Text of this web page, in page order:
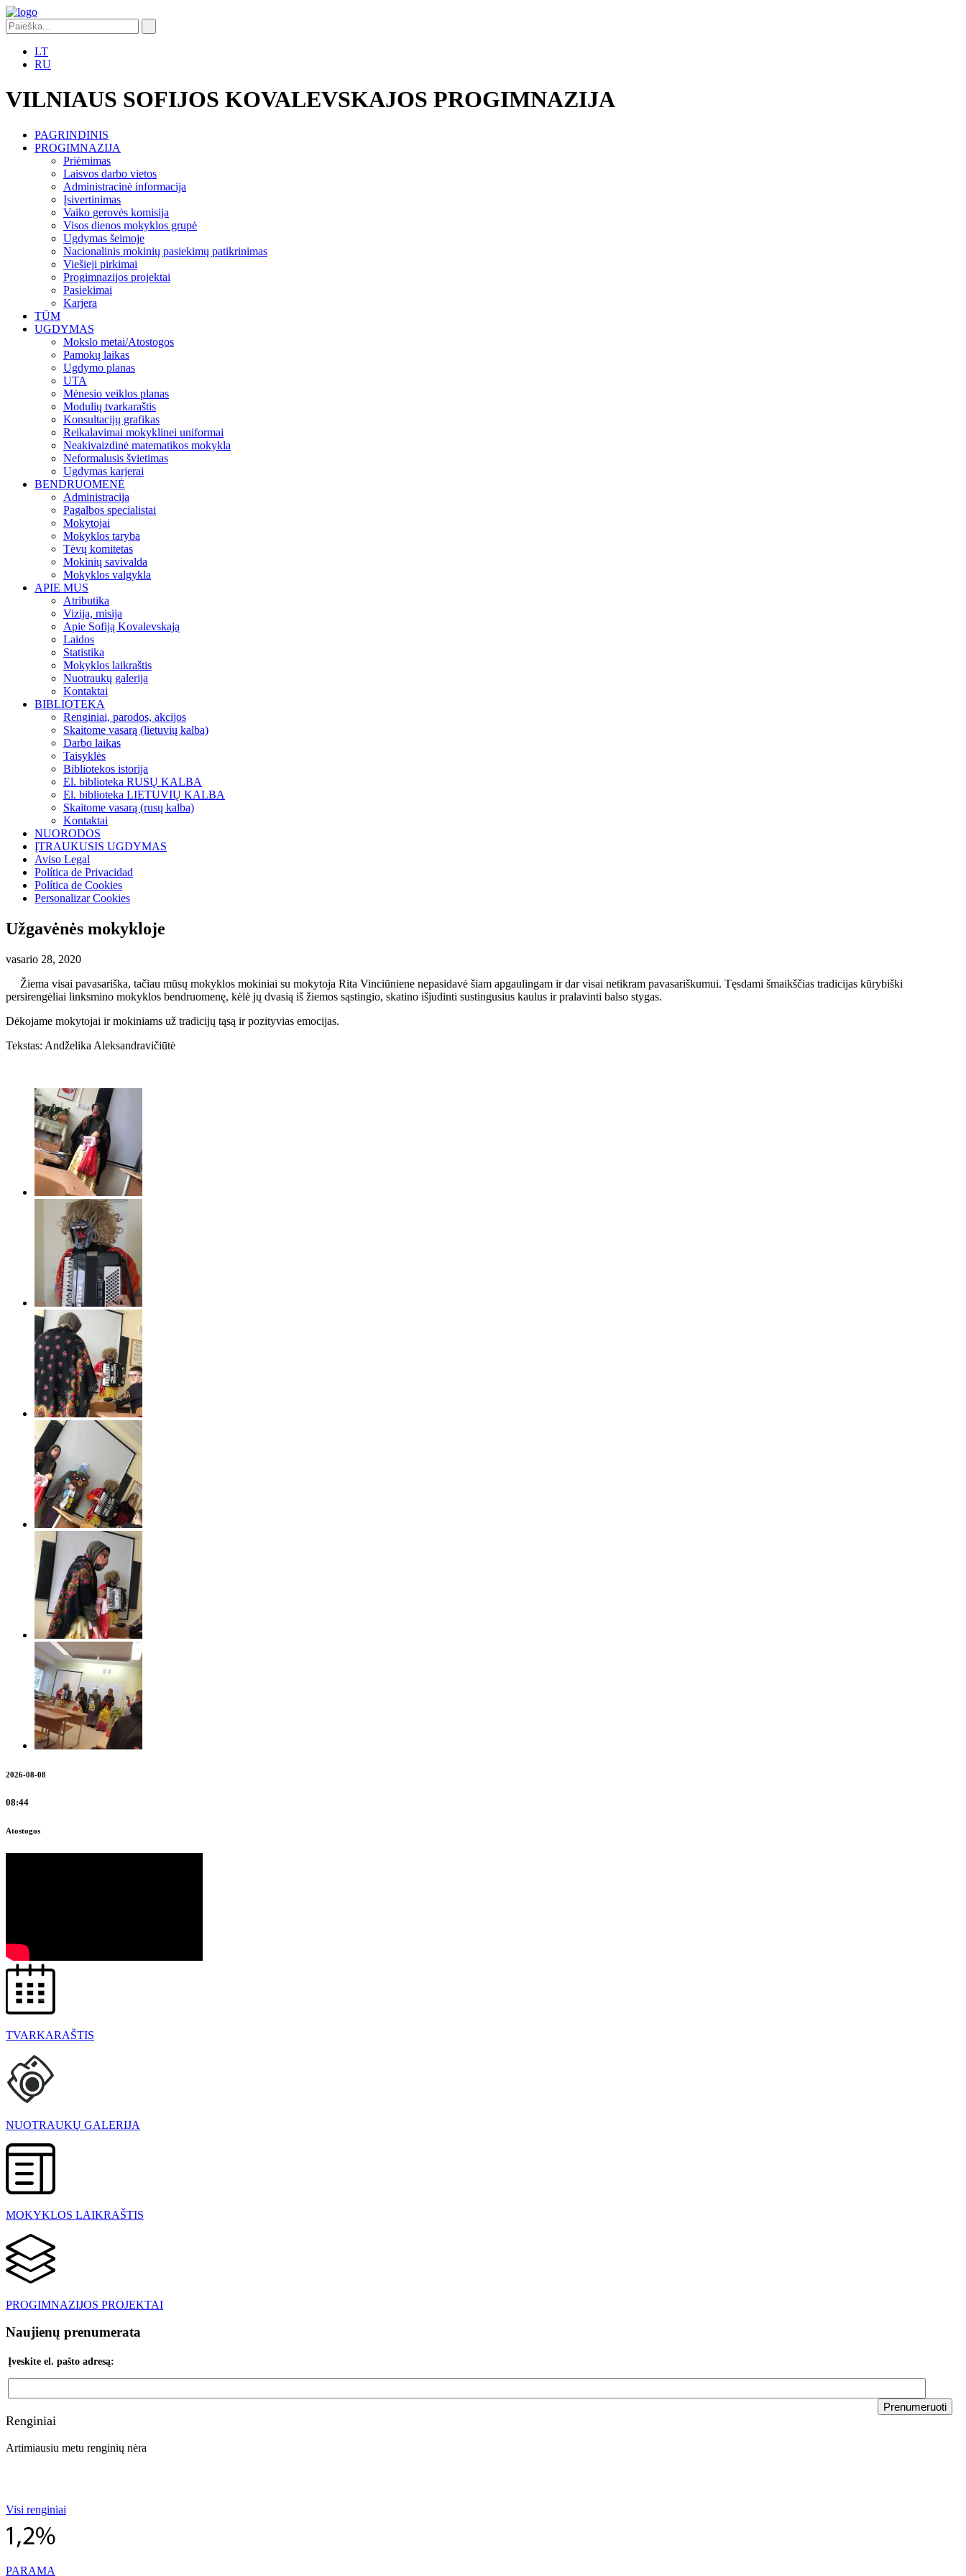
LT
RU
VILNIAUS SOFIJOS KOVALEVSKAJOS PROGIMNAZIJA
PAGRINDINIS
PROGIMNAZIJA
Priėmimas
Laisvos darbo vietos
Administracinė informacija
Įsivertinimas
Vaiko gerovės komisija
Visos dienos mokyklos grupė
Ugdymas šeimoje
Nacionalinis mokinių pasiekimų patikrinimas
Viešieji pirkimai
Progimnazijos projektai
Pasiekimai
Karjera
TŪM
UGDYMAS
Mokslo metai/Atostogos
Pamokų laikas
Ugdymo planas
UTA
Mėnesio veiklos planas
Modulių tvarkaraštis
Konsultacijų grafikas
Reikalavimai mokyklinei uniformai
Neakivaizdinė matematikos mokykla
Neformalusis švietimas
Ugdymas karjerai
BENDRUOMENĖ
Administracija
Pagalbos specialistai
Mokytojai
Mokyklos taryba
Tėvų komitetas
Mokinių savivalda
Mokyklos valgykla
APIE MUS
Atributika
Vizija, misija
Apie Sofiją Kovalevskają
Laidos
Statistika
Mokyklos laikraštis
Nuotraukų galerija
Kontaktai
BIBLIOTEKA
Renginiai, parodos, akcijos
Skaitome vasarą (lietuvių kalba)
Darbo laikas
Taisyklės
Bibliotekos istorija
El. biblioteka RUSŲ KALBA
El. biblioteka LIETUVIŲ KALBA
Skaitome vasarą (rusų kalba)
Kontaktai
NUORODOS
ĮTRAUKUSIS UGDYMAS
Aviso Legal
Política de Privacidad
Política de Cookies
Personalizar Cookies
Užgavėnės mokykloje
vasario 28, 2020
Žiema visai pavasariška, tačiau mūsų mokyklos mokiniai su mokytoja Rita Vinciūniene nepasidavė šiam apgaulingam ir dar visai netikram pavasariškumui. Tęsdami šmaikščias tradicijas kūrybiški
persirengėliai linksmino mokyklos bendruomenę, kėlė jų dvasią iš žiemos sąstingio, skatino išjudinti sustingusius kaulus ir pralavinti balso stygas.
Dėkojame mokytojai ir mokiniams už tradicijų tąsą ir pozityvias emocijas.
Tekstas: Andželika Aleksandravičiūtė
2026-08-08
08:44
Atostogos
TVARKARAŠTIS
NUOTRAUKŲ GALERIJA
MOKYKLOS LAIKRAŠTIS
PROGIMNAZIJOS PROJEKTAI
Naujienų prenumerata
Įveskite el. pašto adresą:
Renginiai
Artimiausiu metu renginių nėra
Visi renginiai
PARAMA